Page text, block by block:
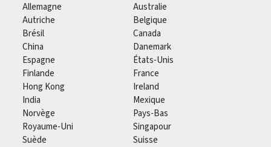
Allemagne
Australie
Autriche
Belgique
Brésil
Canada
China
Danemark
Espagne
États-Unis
Finlande
France
Hong Kong
Ireland
India
Mexique
Norvège
Pays-Bas
Royaume-Uni
Singapour
Suède
Suisse